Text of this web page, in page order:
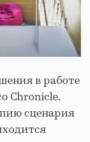
в работе
Chronicle.
сценария